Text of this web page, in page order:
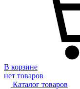
В корзине
нет товаров
Каталог товаров